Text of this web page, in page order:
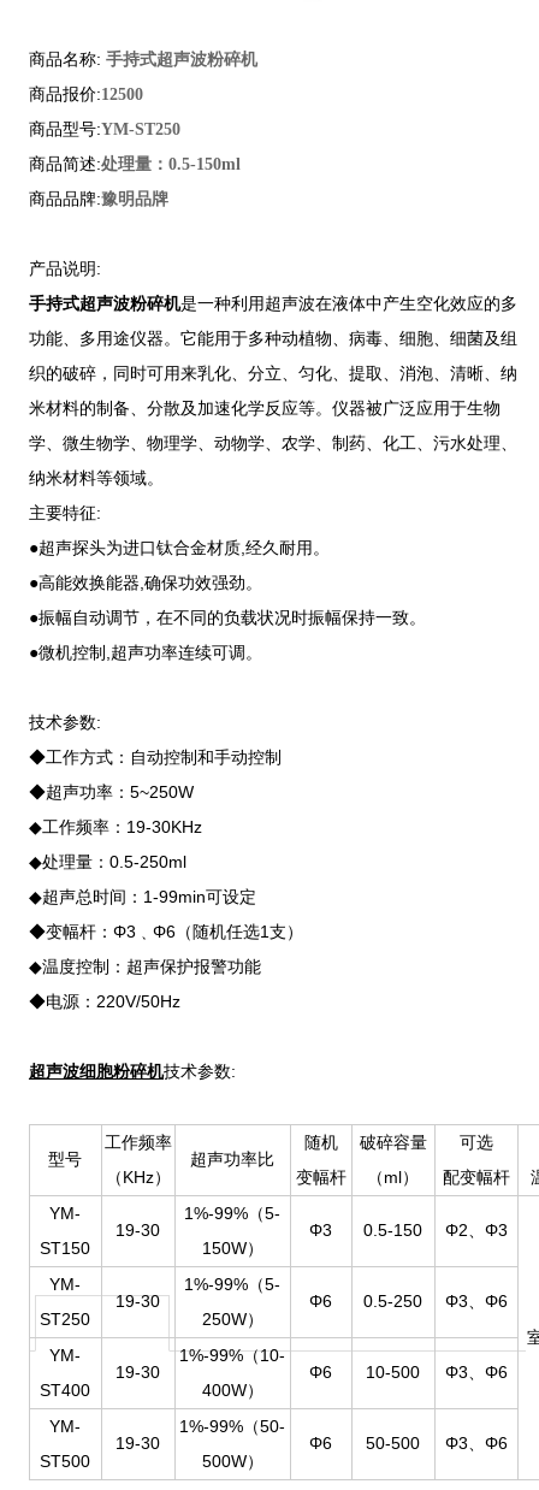
商品名称: 手持式超声波粉碎机
商品报价:12500
商品型号:YM-ST250
商品简述:处理量：0.5-150ml
商品品牌:豫明品牌
产品说明:
手持式超声波粉碎机是一种利用超声波在液体中产生空化效应的多
功能、多用途仪器。它能用于多种动植物、病毒、细胞、细菌及组
织的破碎，同时可用来乳化、分立、匀化、提取、消泡、清晰、纳
米材料的制备、分散及加速化学反应等。仪器被广泛应用于生物
学、微生物学、物理学、动物学、农学、制药、化工、污水处理、
纳米材料等领域。
主要特征:
●超声探头为进口钛合金材质,经久耐用。
●高能效换能器,确保功效强劲。
●振幅自动调节，在不同的负载状况时振幅保持一致。
●微机控制,超声功率连续可调。
技术参数:
◆工作方式：自动控制和手动控制
◆超声功率：5~250W
◆工作频率：19-30KHz
◆处理量：0.5-250ml
◆超声总时间：1-99min可设定
◆变幅杆：Φ3﹑Φ6（随机任选1支）
◆温度控制：超声保护报警功能
◆电源：220V/50Hz
超声波细胞粉碎机技术参数:
型号
工作频率
（KHz）
超声功率比
随机
变幅杆
破碎容量
（ml）
可选
配变幅杆
YM-
ST150
19-30
1%-99%（5-
150W）
Φ3 0.5-150 Φ2、Φ3
YM-
ST250
19-30
1%-99%（5-
250W）
Φ6 0.5-250 Φ3、Φ6
YM-
ST400
19-30
1%-99%（10-
400W）
Φ6 10-500 Φ3、Φ6
YM-
ST500
19-30
1%-99%（50-
500W）
Φ6 50-500 Φ3、Φ6